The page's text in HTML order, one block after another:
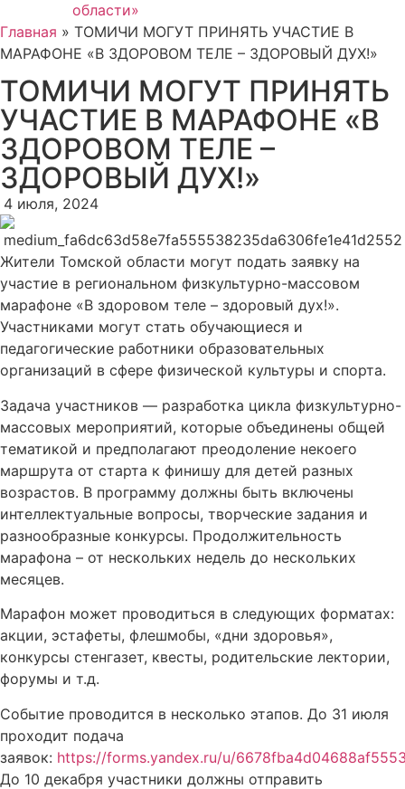
области»
Главная » ТОМИЧИ МОГУТ ПРИНЯТЬ УЧАСТИЕ В
МАРАФОНЕ «В ЗДОРОВОМ ТЕЛЕ – ЗДОРОВЫЙ ДУХ!»
ТОМИЧИ МОГУТ ПРИНЯТЬ
УЧАСТИЕ В МАРАФОНЕ «В
ЗДОРОВОМ ТЕЛЕ –
ЗДОРОВЫЙ ДУХ!»
4 июля, 2024
Жители Томской области могут подать заявку на
участие в региональном физкультурно-массовом
марафоне «В здоровом теле – здоровый дух!».
Участниками могут стать обучающиеся и
педагогические работники образовательных
организаций в сфере физической культуры и спорта.
Задача участников — разработка цикла физкультурно-
массовых мероприятий, которые объединены общей
тематикой и предполагают преодоление некоего
маршрута от старта к финишу для детей разных
возрастов. В программу должны быть включены
интеллектуальные вопросы, творческие задания и
разнообразные конкурсы. Продолжительность
марафона – от нескольких недель до нескольких
месяцев.
Марафон может проводиться в следующих форматах:
акции, эстафеты, флешмобы, «дни здоровья»,
конкурсы стенгазет, квесты, родительские лектории,
форумы и т.д.
Событие проводится в несколько этапов. До 31 июля
проходит подача
заявок: https://forms.yandex.ru/u/
До 10 декабря участники должны отправить